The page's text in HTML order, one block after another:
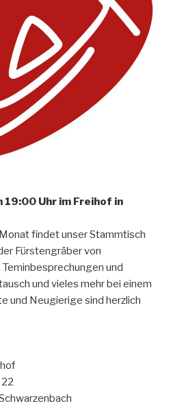
19:00 Uhr im Freihof in
findet unser Stammtisch
Fürstengräber von
und
und vieles mehr bei einem
und Neugierige sind herzlich